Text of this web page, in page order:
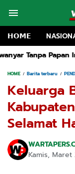
𝗛𝗢𝗠𝗘
Forum
HOME Barita terbaru
Keluarga
Selamat
Kamis, Maret